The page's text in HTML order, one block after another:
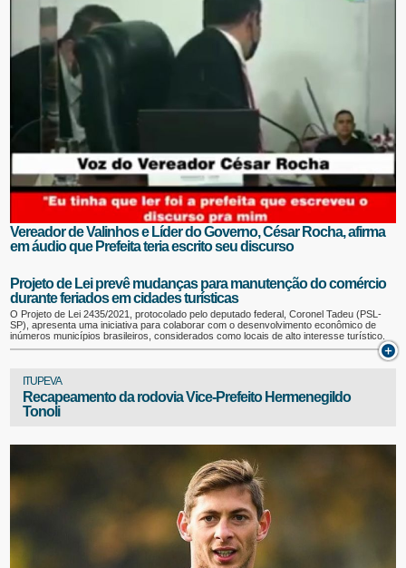
Vereador de Valinhos e Líder do Governo, César Rocha, afirma
em áudio que Prefeita teria escrito seu discurso
Projeto de Lei prevê mudanças para manutenção do comércio
durante feriados em cidades turísticas
O Projeto de Lei 2435/2021, protocolado pelo deputado federal, Coronel Tadeu (PSL-
SP), apresenta uma iniciativa para colaborar com o desenvolvimento econômico de
inúmeros municípios brasileiros, considerados como locais de alto interesse turístico.
ITUPEVA
Recapeamento da rodovia Vice-Prefeito Hermenegildo
Tonoli